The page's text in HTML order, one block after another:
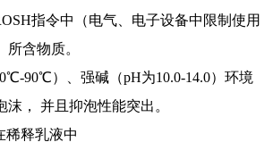
指令中（电气、电子设备中限制使用
含物质。
90℃）、强碱（pH为10.0-14.0）环境
， 并且抑泡性能突出。
稀释乳液中